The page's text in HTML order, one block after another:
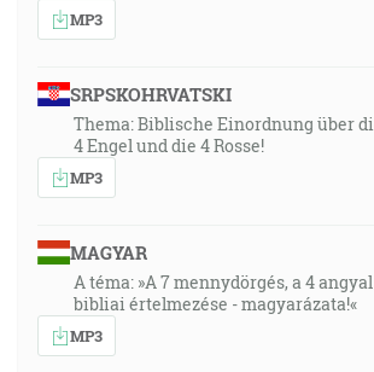
MP3
SRPSKOHRVATSKI
Thema: Biblische Einordnung über
4 Engel und die 4 Rosse!
MP3
MAGYAR
A téma: »A 7 mennydörgés, a 4
bibliai értelmezése - magyarázata!«
MP3